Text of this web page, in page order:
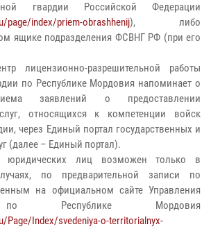
гвардии Российской Федерации
page/index/priem-obrashhenij), либо
ящике подразделения ФСВНГ РФ (при его
лицензионно-разрешительной работы
по Республике Мордовия напоминает о
заявлений о предоставлении
относящихся к компетенции войск
через Единый портал государственных и
(далее – Единый портал).
лиц возможен только в
по предварительной записи по
на официальном сайте Управления
по Республике Мордовия
Page/Index/svedeniya-o-territorialnyx-